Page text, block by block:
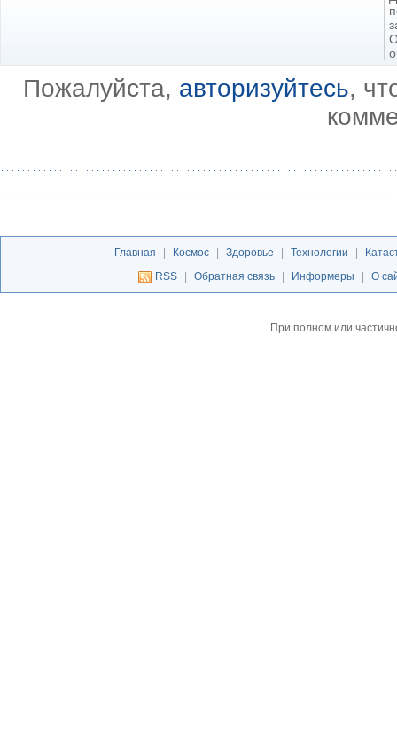
Пожалуйста, авторизуйтесь,
Главная | Космос | Здоровье | Технологии |
RSS
| Обратная связь | Информеры | О
При полном или